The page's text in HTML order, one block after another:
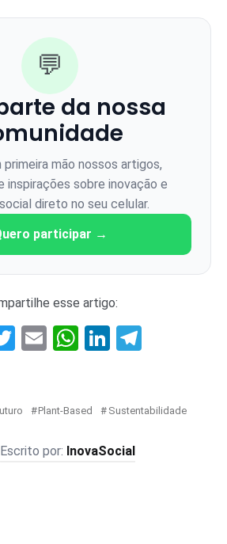
💬
da nossa
primeira mão nossos artigos,
inspirações sobre inovação e
direto no seu celular.
participar →
esse artigo:
Twitter
EmailWhatsApp
LinkedIn
Plant-Based Sustentabilidade
InovaSocial